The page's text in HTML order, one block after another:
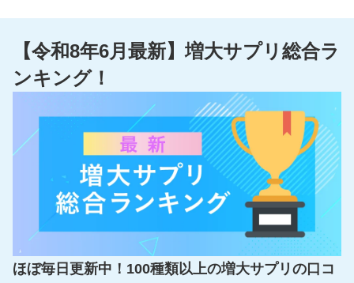
【令和8年6月最新】増大サプリ総合ラ
ンキング！
ほぼ毎日更新中！100種類以上の増大サプリの口コ